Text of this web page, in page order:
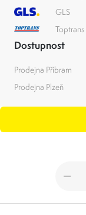
GLS
Toptrans
Dostupnost
Prodejna Příbram
Prodejna Plzeň